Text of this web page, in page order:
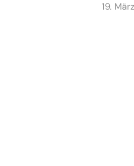
19.